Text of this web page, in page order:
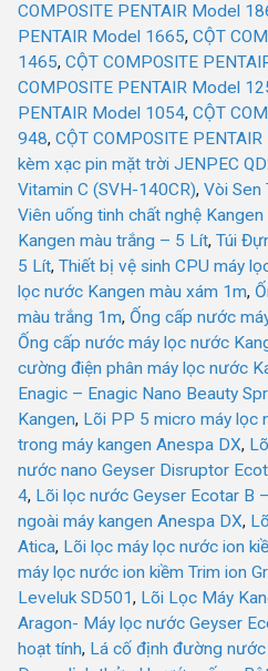
COMPOSITE PENTAIR Model
PENTAIR Model 1665, CỘT
1465, CỘT COMPOSITE
COMPOSITE PENTAIR Model
PENTAIR Model 1054, CỘT
948, CỘT COMPOSITE
kèm xạc pin mặt trời JENPEC
Vitamin C (SVH-140CR), Vòi Sen
Viên uống tinh chất nghệ Kangen
Kangen màu trắng – 5 Lít, Túi
5 Lít, Thiết bị vệ sinh CPU máy
lọc nước Kangen màu xám 1m,
màu trắng 1m, Ống cấp nước
Ống cấp nước máy lọc nước
cường điện phân máy lọc nước
Enagic – Enagic Nano Beauty
Kangen, Lõi PP 5 micro máy lọc
trong máy kangen Anespa DX,
nước nano Geyser Disruptor
4, Lõi lọc nước Geyser Ecotar B
ngoài máy kangen Anespa DX,
Atica, Lõi lọc máy lọc nước ion
máy lọc nước ion kiềm Trim ion
Leveluk SD501, Lõi Lọc Máy
Aragon- Máy lọc nước Geyser
hoạt tính, Lá cố định đường